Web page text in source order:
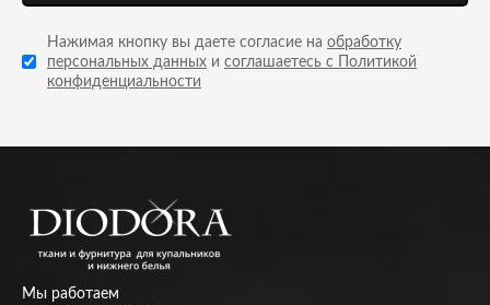
Нажимая кнопку вы даете согласие на обработку
персональных данных и соглашаетесь с Политикой
конфиденциальности
Мы работаем